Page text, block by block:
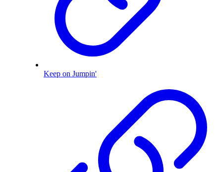
Keep on Jumpin'